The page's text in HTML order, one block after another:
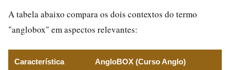
A tabela abaixo compara os dois contextos do termo
"anglobox" em aspectos relevantes:
Característica AngloBOX (Curso Anglo)